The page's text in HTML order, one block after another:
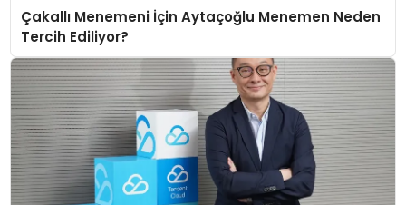
Çakallı Menemeni İçin Aytaçoğlu Menemen Neden
Tercih Ediliyor?